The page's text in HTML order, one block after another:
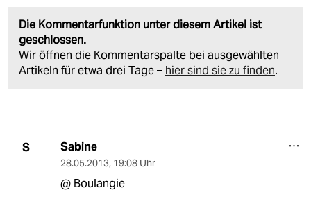
Die Kommentarfunktion unter diesem Artikel ist
geschlossen.
Wir öffnen die Kommentarspalte bei ausgewählten
Artikeln für etwa drei Tage – hier sind sie zu finden.
S Sabine
28.05.2013, 19:08 Uhr
@ Boulangie